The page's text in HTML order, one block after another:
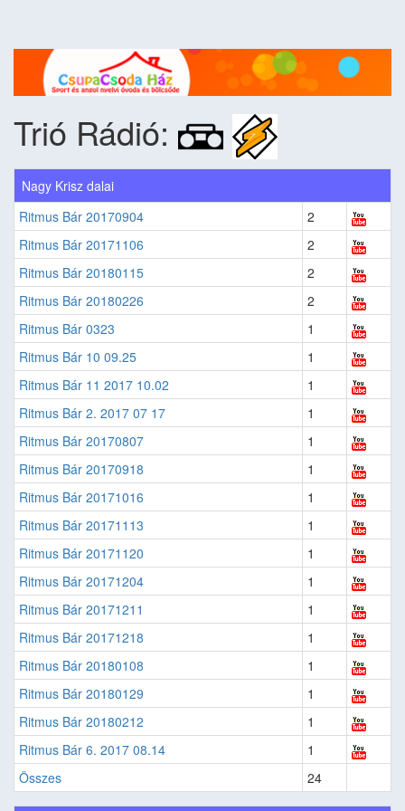
Trió Rádió:
Nagy Krisz dalai
Ritmus Bár 20170904
2
Ritmus Bár 20171106
2
Ritmus Bár 20180115
2
Ritmus Bár 20180226
2
Ritmus Bár 0323
1
Ritmus Bár 10 09.25
1
Ritmus Bár 11 2017 10.02
1
Ritmus Bár 2. 2017 07 17
1
Ritmus Bár 20170807
1
Ritmus Bár 20170918
1
Ritmus Bár 20171016
1
Ritmus Bár 20171113
1
Ritmus Bár 20171120
1
Ritmus Bár 20171204
1
Ritmus Bár 20171211
1
Ritmus Bár 20171218
1
Ritmus Bár 20180108
1
Ritmus Bár 20180129
1
Ritmus Bár 20180212
1
Ritmus Bár 6. 2017 08.14
1
Összes
24